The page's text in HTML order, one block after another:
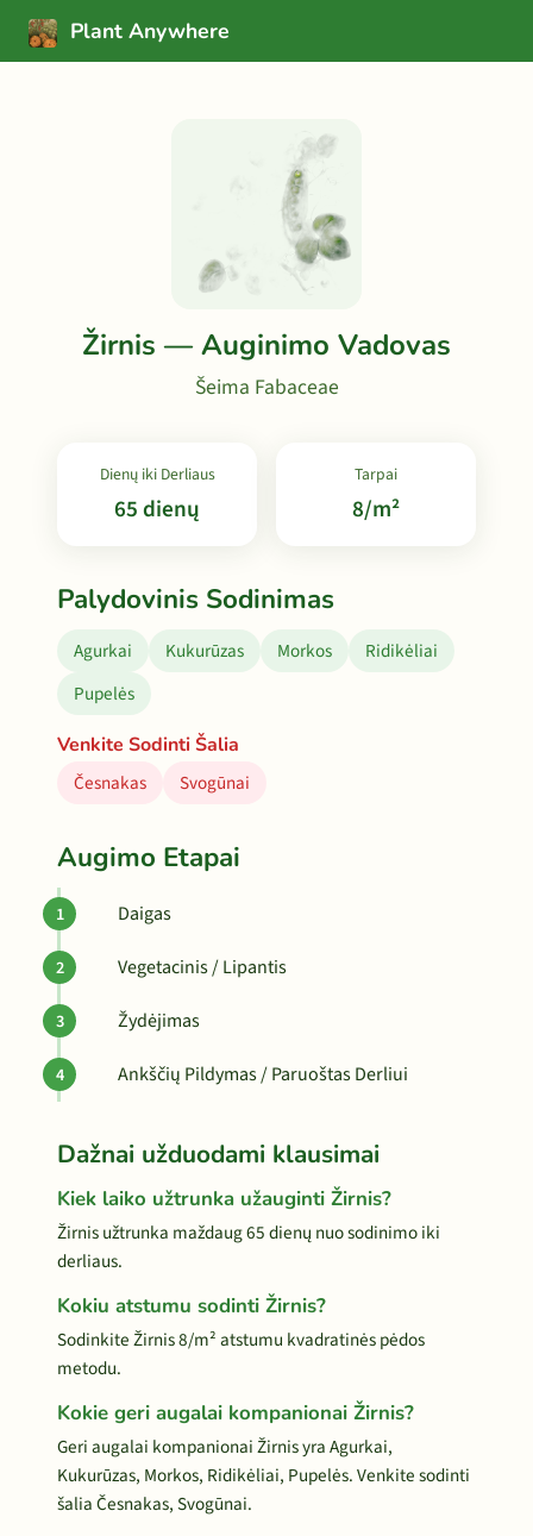
Plant Anywhere
Žirnis — Auginimo Vadovas
Šeima Fabaceae
Dienų iki Derliaus
65 dienų
Tarpai
8/m²
Palydovinis Sodinimas
Agurkai Kukurūzas Morkos
Ridikėliai
Pupelės
Venkite Sodinti Šalia
Česnakas
Svogūnai
Augimo Etapai
Daigas
Vegetacinis / Lipantis
Žydėjimas
Ankščių Pildymas / Paruoštas Derliui
Dažnai užduodami klausimai
Kiek laiko užtrunka užauginti Žirnis?
Žirnis užtrunka maždaug 65 dienų nuo sodinimo iki
derliaus.
Kokiu atstumu sodinti Žirnis?
Sodinkite Žirnis 8/m² atstumu kvadratinės pėdos
metodu.
Kokie geri augalai kompanionai Žirnis?
Geri augalai kompanionai Žirnis yra Agurkai,
Kukurūzas, Morkos, Ridikėliai, Pupelės. Venkite sodinti
šalia Česnakas, Svogūnai.